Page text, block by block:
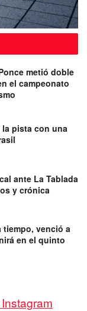
metió doble
el campeonato
pista con una
ante La Tablada
y crónica
venció a
en el quinto